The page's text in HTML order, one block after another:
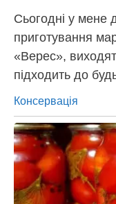
Сьогодні у мене
приготування
«Верес»,
підходить до
Категорії
Консервація